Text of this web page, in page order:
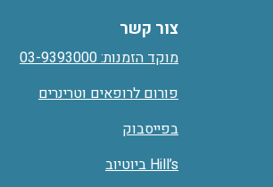
צור קשר
מוקד הזמנות: 03-9393000
פורום לרופאים וטרינרים
בפייסבוק
Hill’s ביוטיוב